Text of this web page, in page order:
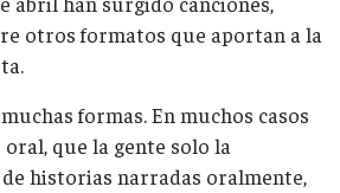
otros formatos que aportan a la
formas. En muchos casos
que la gente solo la
historias narradas oralmente,